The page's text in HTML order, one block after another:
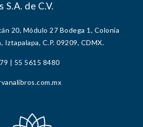
de C.V.
20, Módulo 27 Bodega 1, Colonia
Iztapalapa, C.P. 09209, CDMX.
| 55 5615 8480